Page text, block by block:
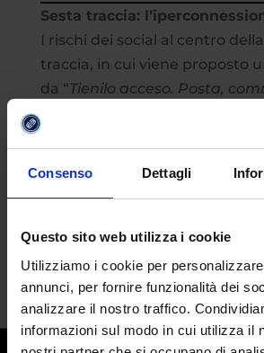
Consenso Dettagli
Questo sito web utilizza i cookie
Utilizziamo i cookie per
annunci, per fornire funzionalità dei
analizzare il nostro traffico.
informazioni sul modo in cui utilizza il
Sesta traccia:
I rischi dei social al centro
traccia, in cui viene proposto
da “Tienilo acceso. Posta,
persona abbia, di fatto, una
gestirsi non solo nella vita
in quella virtuale senza
continuità…”.
Settima traccia: la pandemia
Il testo tratto dal libro ‘ Perché